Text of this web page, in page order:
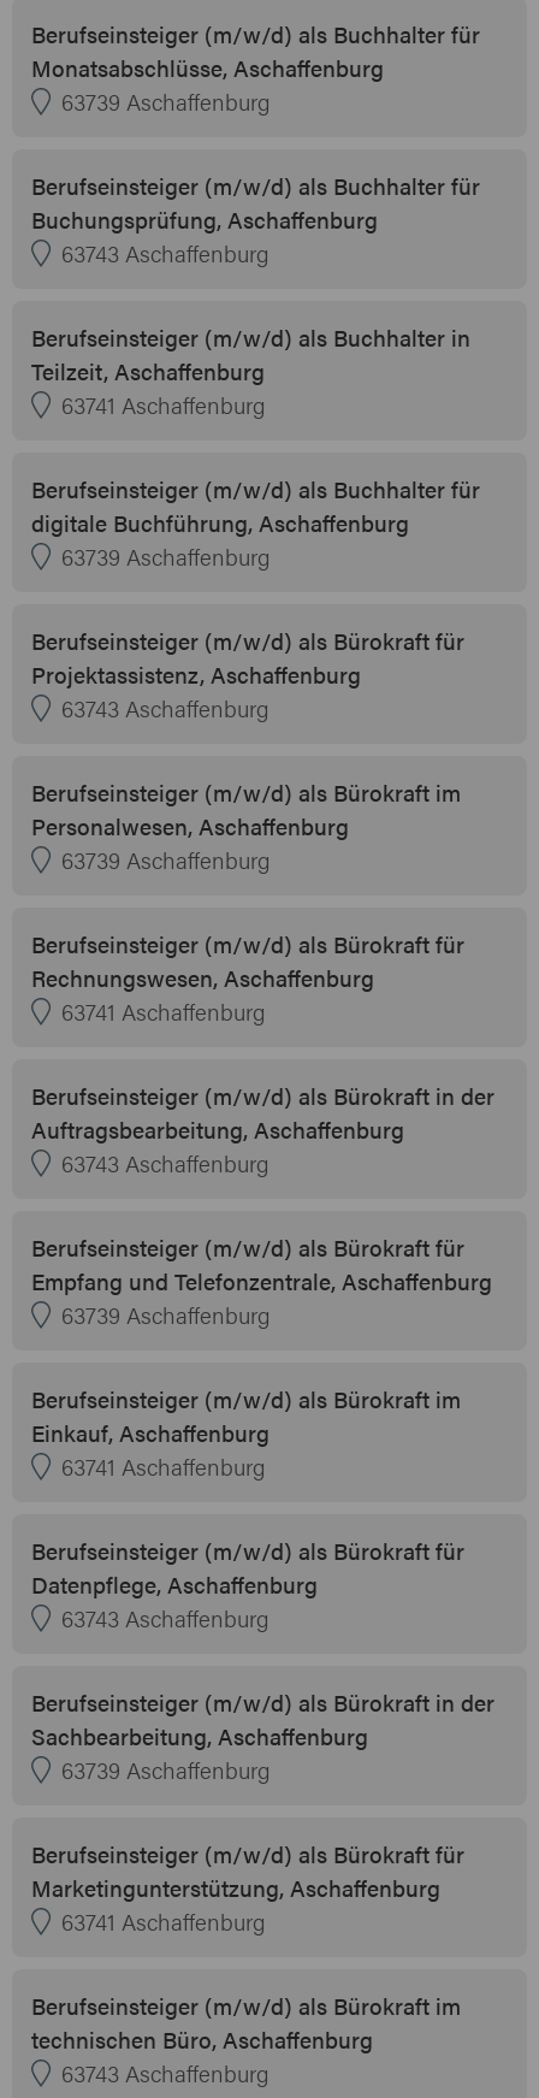
Berufseinsteiger (m/w/d) als Buchhalter für
Monatsabschlüsse, Aschaffenburg
63739 Aschaffenburg
Berufseinsteiger (m/w/d) als Buchhalter für
Buchungsprüfung, Aschaffenburg
63743 Aschaffenburg
Berufseinsteiger (m/w/d) als Buchhalter in
Teilzeit, Aschaffenburg
63741 Aschaffenburg
Berufseinsteiger (m/w/d) als Buchhalter für
digitale Buchführung, Aschaffenburg
63739 Aschaffenburg
Berufseinsteiger (m/w/d) als Bürokraft für
Projektassistenz, Aschaffenburg
63743 Aschaffenburg
Berufseinsteiger (m/w/d) als Bürokraft im
Personalwesen, Aschaffenburg
63739 Aschaffenburg
Berufseinsteiger (m/w/d) als Bürokraft für
Rechnungswesen, Aschaffenburg
63741 Aschaffenburg
Berufseinsteiger (m/w/d) als Bürokraft in der
Auftragsbearbeitung, Aschaffenburg
63743 Aschaffenburg
Berufseinsteiger (m/w/d) als Bürokraft für
Empfang und Telefonzentrale, Aschaffenburg
63739 Aschaffenburg
Berufseinsteiger (m/w/d) als Bürokraft im
Einkauf, Aschaffenburg
63741 Aschaffenburg
Berufseinsteiger (m/w/d) als Bürokraft für
Datenpflege, Aschaffenburg
63743 Aschaffenburg
Berufseinsteiger (m/w/d) als Bürokraft in der
Sachbearbeitung, Aschaffenburg
63739 Aschaffenburg
Berufseinsteiger (m/w/d) als Bürokraft für
Marketingunterstützung, Aschaffenburg
63741 Aschaffenburg
Berufseinsteiger (m/w/d) als Bürokraft im
technischen Büro, Aschaffenburg
63743 Aschaffenburg